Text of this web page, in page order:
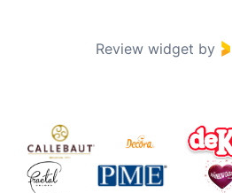
Review widget by